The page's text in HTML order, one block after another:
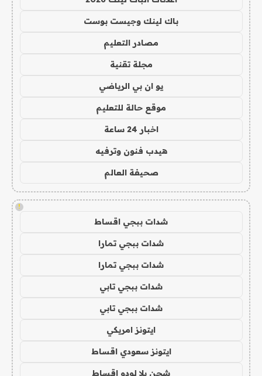
باك لينك وجيست بوست
مصادر التعليم
مجلة تقنية
يو ان بي الرياضي
موقع حالة للتعليم
اخبار 24 ساعة
هيدب فنون وترفيه
صحيفة العالم
!
شدات ببجي اقساط
شدات ببجي تمارا
شدات ببجي تمارا
شدات ببجي تابي
شدات ببجي تابي
ايتونز امريكي
ايتونز سعودي اقساط
شحن يلا لودو اقساط